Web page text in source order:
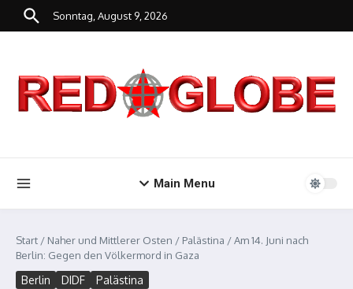
Zum Inhalt springen
Sonntag, August 9, 2026
Main Menu
Start / Naher und Mittlerer Osten / Palästina /Am 14. Juni nach
Berlin: Gegen den Völkermord in Gaza
Berlin DIDF Palästina